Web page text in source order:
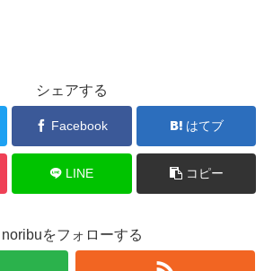
シェアする
Facebook はてブ
LINE コピー
noribuをフォローする